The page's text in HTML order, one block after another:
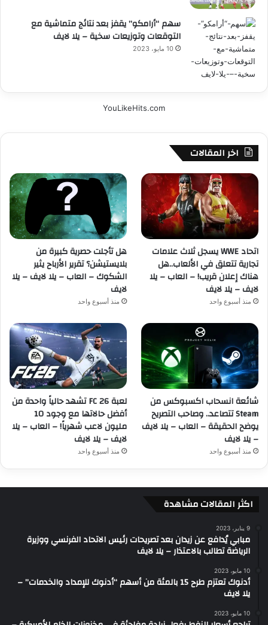
سهم “أرامكو” يقفز بعد نتائج متماشية مع
التوقعات وتوزيعات سخية – يلا لايف
10 مايو، 2023
YouLikeHits.com
اخر المقالات
اتحاد WWE يسجل ثلاث علامات
تجارية تتعلق في الألعاب..هل
هناك إعلان قريب! – العاب – يلا
لايف – يلا لايف
منذ أسبوع واحد
هل تأجلت حصرية كبيرة من
بلايستيشن؟ تقرير الأرباح يثير
الشكوك – العاب – يلا لايف – يلا
لايف
منذ أسبوع واحد
شائعة انسحاب اكسبوكس من
Steam تتصاعد.. وصاحب التصريح
يوضح الحقيقة – العاب – يلا لايف
– يلا لايف
منذ أسبوع واحد
لعبة FC 26 تشهد حالياً واحدة من
أفضل حالاتها مع وجود 10
مليون لاعب شهرياً! – العاب – يلا
لايف – يلا لايف
منذ أسبوع واحد
اكثر المقالات مشاهدة
9 يناير، 2023
مبابي يُدافع عن زيدان بعد تصريحات رئيس الاتحاد الفرنسي ووزيرة
الرياضة تطالب بالاعتذار – يلا لايف
10 مايو، 2023
أدنوك تعتزم طرح 15 بالمئة من أسهم “أدنوك للإمداد والخدمات” –
يلا لايف
10 مايو، 2023